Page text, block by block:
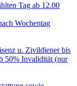
Tag ab 12.00
Wochentag
u. Zivildiener bis
50% Invalidität (nur